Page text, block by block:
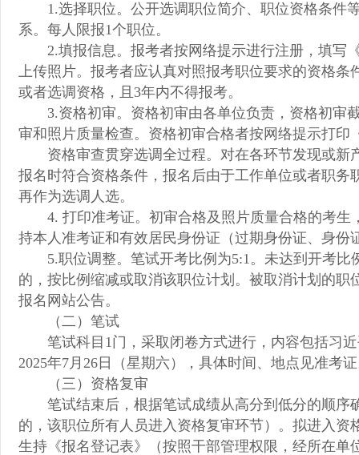
1.选择职位。公开选调职位简介、职位资格条件
系。每人限报1个职位。
2.填报信息。报考者按网络提示进行注册，填写
上传照片。报考者应认真对照报考职位要求的资格
或者选调资格，且3年内不得报考。
3.资格初审。资格初审由各单位负责，资格初审
审和照片质量检查。资格初审合格者按网络提示打
资格审查贯穿选调全过程。对在各环节发现或
报名时符合资格条件，报名后由于工作单位或者职
再作为选调人选。
4. 打印准考证。初审合格及照片质量合格的考生
持本人准考证和有效居民身份证（过期身份证、身
5.职位调整。笔试开考比例为5:1。未达到开考
的，按比例缩减或取消该职位计划。被取消计划的
报名网站公告。
（二）笔试
笔试科目1门，采取闭卷方式进行，内容包括习
2025年7月26日（星期六），具体时间、地点见准考
（三）资格复审
笔试结束后，根据笔试成绩从高分到低分的顺
的，该职位所有人员进入资格复审环节）。拟进入
生持《报名登记表》（按照干部管理权限，经所在